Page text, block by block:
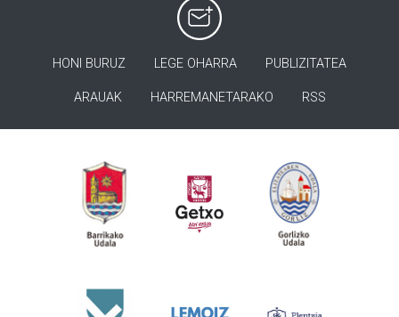
HONI BURUZ LEGE OHARRA PUBLIZITATEA
ARAUAK HARREMANETARAKO RSS